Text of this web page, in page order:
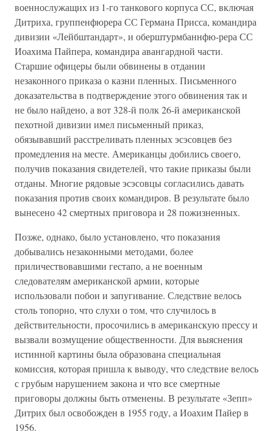
военнослужащих из 1-го танкового корпуса СС, включая
Дитриха, группенфюрера СС Германа Присса, командира
дивизии «Лейбштандарт», и оберштурмбаннфю-рера СС
Иоахима Пайпера, командира авангардной части.
Старшие офицеры были обвинены в отдании
незаконного приказа о казни пленных. Письменного
доказательства в подтверждение этого обвинения так и
не было найдено, а вот 328-й полк 26-й американской
пехотной дивизии имел письменный приказ,
обязывавший расстреливать пленных эсэсовцев без
промедления на месте. Американцы добились своего,
получив показания свидетелей, что такие приказы были
отданы. Многие рядовые эсэсовцы согласились давать
показания против своих командиров. В результате было
вынесено 42 смертных приговора и 28 пожизненных.
Позже, однако, было установлено, что показания
добывались незаконными методами, более
приличествовавшими гестапо, а не военным
следователям американской армии, которые
использовали побои и запугивание. Следствие велось
столь топорно, что слухи о том, что случилось в
действительности, просочились в американскую прессу и
вызвали возмущение общественности. Для выяснения
истинной картины была образована специальная
комиссия, которая пришла к выводу, что следствие велось
с грубым нарушением закона и что все смертные
приговоры должны быть отменены. В результате «Зепп»
Дитрих был освобожден в 1955 году, а Иоахим Пайер в
1956.